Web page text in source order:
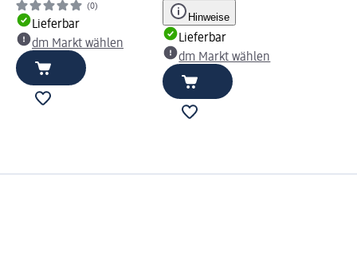
(0)
Lieferbar
dm Markt wählen
Hinweise
Lieferbar
dm Markt wählen